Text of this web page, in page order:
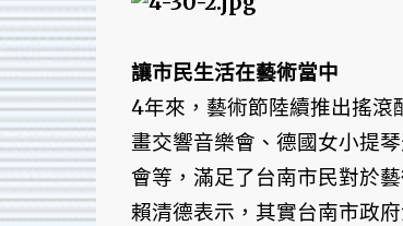
讓市民生活在藝術當中
4年來，藝術節陸續推出搖
畫交響音樂會、德國女小提
會等，滿足了台南市民對於藝
賴清德表示，其實台南市政